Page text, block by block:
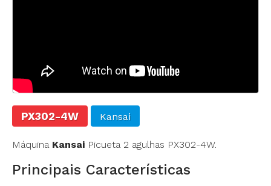
PX302-4W Kansai
Máquina Kansai Picueta 2 agulhas PX302-4W.
Principais Características